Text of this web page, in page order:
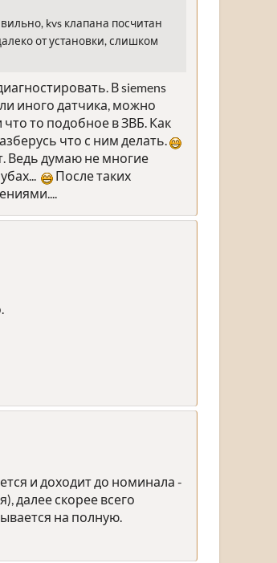
kvs клапана посчитан
от установки, слишком
В siemens
иного датчика, можно
то подобное в ЗВБ. Как
что с ним делать.
Ведь думаю не многие
После таких
и доходит до номинала -
далее скорее всего
на полную.